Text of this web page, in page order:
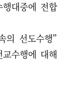
대중에 전합
의 선도수행”
수행에 대해